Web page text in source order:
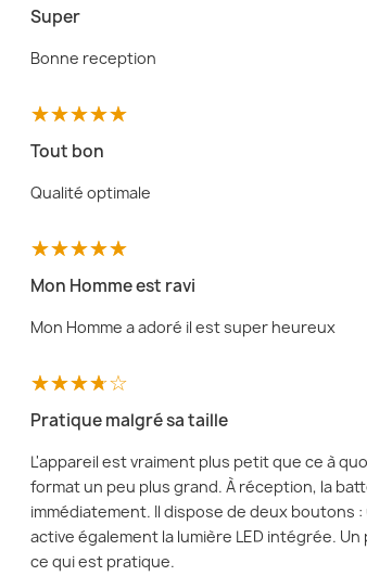
Super
Bonne reception
Tout bon
Qualité optimale
Mon Homme est ravi
Mon Homme a adoré il est super heureux
Pratique malgré sa taille
L'appareil est vraiment plus petit que ce à
format un peu plus grand. À réception, la
immédiatement. Il dispose de deux boutons
active également la lumière LED intégrée.
ce qui est pratique.